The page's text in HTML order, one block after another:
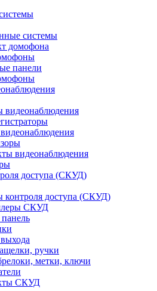
системы
домофона
панели
видеонаблюдения
видеонаблюдения
доступа (СКУД)
контроля доступа (СКУД)
СКУД
ручки
метки, ключи
СКУД